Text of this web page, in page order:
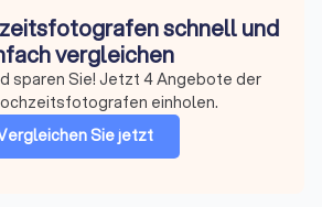
schnell und
vergleichen
sparen Sie! Jetzt 4 Angebote der
einholen.
Sie jetzt